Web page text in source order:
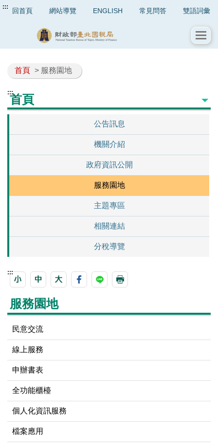
::: 回首頁 網站導覽 ENGLISH 常見問答 雙語詞彙
首頁 > 服務園地
:::首頁
公告訊息
機關介紹
政府資訊公開
服務園地
主題專區
相關連結
分稅導覽
:::
服務園地
民意交流
線上服務
申辦書表
全功能櫃檯
個人化資訊服務
檔案應用